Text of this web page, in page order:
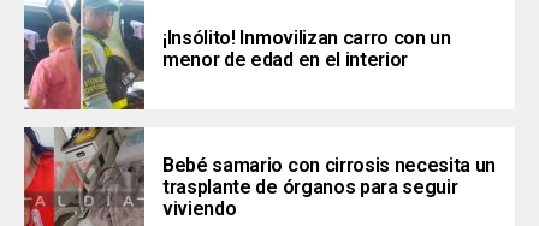
¡Insólito! Inmovilizan carro con un
menor de edad en el interior
Bebé samario con cirrosis necesita un
trasplante de órganos para seguir
viviendo